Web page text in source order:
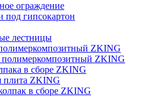
ограждение
под гипсокартон
лестницы
ZKING
полимеркомпозитный ZKING
в сборе ZKING
плита ZKING
в сборе ZKING